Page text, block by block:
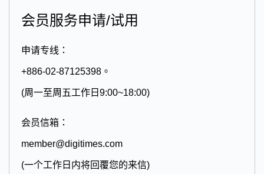
会员服务申请/试用
申请专线：
+886-02-87125398。
(周一至周五工作日9:00~18:00)
会员信箱：
member@digitimes.com
(一个工作日内将回覆您的来信)